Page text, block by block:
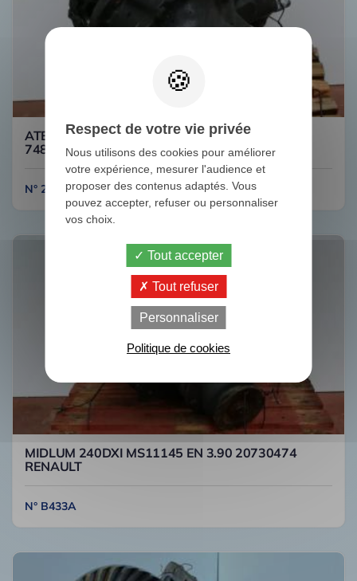
ATEGO 1828 HL7/050DCS-13 COUPLE 29/24
748216 MERCEDES
N° 2C431
MIDLUM 240DXI MS11145 EN 3.90 20730474
RENAULT
N° B433A
Respect de votre vie privée
Nous utilisons des cookies pour améliorer
votre expérience, mesurer l'audience et
proposer des contenus adaptés. Vous
pouvez accepter, refuser ou personnaliser
vos choix.
Tout accepter
Tout refuser
Personnaliser
Politique de cookies